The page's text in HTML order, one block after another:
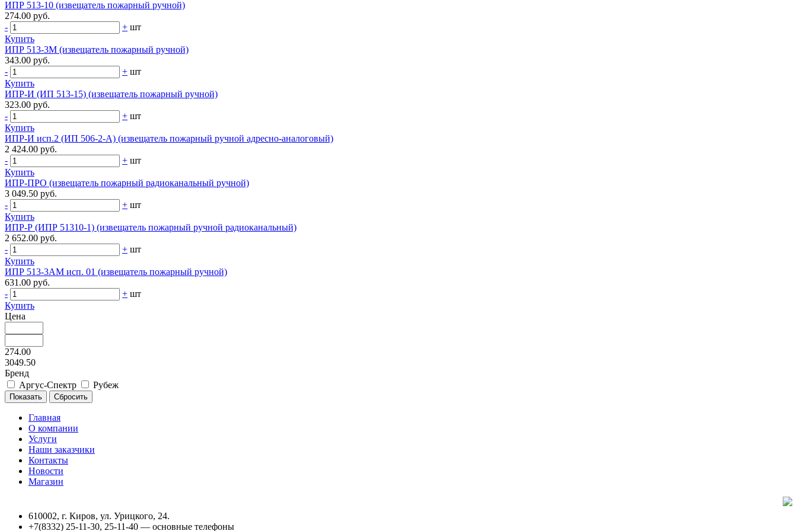
ИПР 513-10 (извещатель пожарный ручной)
274.00 руб.
-
+ шт
Купить
ИПР 513-3М (извещатель пожарный ручной)
343.00 руб.
-
+ шт
Купить
ИПР-И (ИП 513-15) (извещатель пожарный ручной)
323.00 руб.
-
+ шт
Купить
ИПР-И исп.2 (ИП 506-2-А) (извещатель пожарный ручной адресно-аналоговый)
2 424.00 руб.
-
+ шт
Купить
ИПР-ПРО (извещатель пожарный радиоканальный ручной)
3 049.50 руб.
-
+ шт
Купить
ИПР-Р (ИПР 51310-1) (извещатель пожарный ручной радиоканальный)
2 652.00 руб.
-
+ шт
Купить
ИПР 513-3АМ исп. 01 (извещатель пожарный ручной)
631.00 руб.
-
+ шт
Купить
Цена
274.00
3049.50
Бренд
Аргус-Спектр
Рубеж
Главная
О компании
Услуги
Наши заказчики
Контакты
Новости
Магазин
610002, г. Киров, ул. Урицкого, 24.
+7(8332) 25-11-30, 25-11-40 — основные телефоны